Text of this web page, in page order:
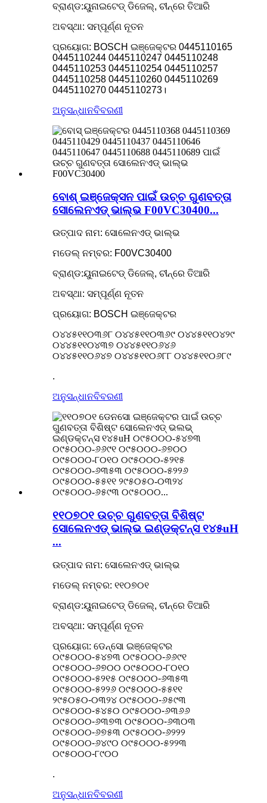
ବ୍ରାଣ୍ଡ:ୟୁନାଇଟେଡ୍ ଡିଜେଲ୍, ଚୀନ୍‌ରେ ତିଆରି
ଅବସ୍ଥା: ସମ୍ପୂର୍ଣ୍ଣ ନୂତନ
ପ୍ରୟୋଗ: BOSCH ଇଞ୍ଜେକ୍ଟର 0445110165
0445110244 0445110247 0445110248
0445110253 0445110254 0445110257
0445110258 0445110260 0445110269
0445110270 0445110273।
ଅନୁସନ୍ଧାନବିବରଣୀ
ବୋଶ୍ ଇଞ୍ଜେକ୍ସନ ପାଇଁ ଉଚ୍ଚ ଗୁଣବତ୍ତା
ସୋଲେନଏଡ୍ ଭାଲ୍ଭ F00VC30400...
ଉତ୍ପାଦ ନାମ: ସୋଲେନଏଡ୍ ଭାଲ୍ଭ
ମଡେଲ୍ ନମ୍ବର: F00VC30400
ବ୍ରାଣ୍ଡ:ୟୁନାଇଟେଡ୍ ଡିଜେଲ୍, ଚୀନ୍‌ରେ ତିଆରି
ଅବସ୍ଥା: ସମ୍ପୂର୍ଣ୍ଣ ନୂତନ
ପ୍ରୟୋଗ: BOSCH ଇଞ୍ଜେକ୍ଟର
୦୪୪୫୧୧୦୩୬୮ ୦୪୪୫୧୧୦୩୬୯ ୦୪୪୫୧୧୦୪୨୯
୦୪୪୫୧୧୦୪୩୭ ୦୪୪୫୧୧୦୬୪୬
୦୪୪୫୧୧୦୬୪୭ ୦୪୪୫୧୧୦୬୮୮ ୦୪୪୫୧୧୦୬୮୯
.
ଅନୁସନ୍ଧାନବିବରଣୀ
୧୧୦୭୦୧ ଉଚ୍ଚ ଗୁଣବତ୍ତା ବିଶିଷ୍ଟ
ସୋଲେନଏଡ୍ ଭାଲ୍ଭ ଇଣ୍ଡକ୍ଟନ୍ସ ୧୪୫uH
...
ଉତ୍ପାଦ ନାମ: ସୋଲେନଏଡ୍ ଭାଲ୍ଭ
ମଡେଲ୍ ନମ୍ବର: ୧୧୦୭୦୧
ବ୍ରାଣ୍ଡ:ୟୁନାଇଟେଡ୍ ଡିଜେଲ୍, ଚୀନ୍‌ରେ ତିଆରି
ଅବସ୍ଥା: ସମ୍ପୂର୍ଣ୍ଣ ନୂତନ
ପ୍ରୟୋଗ: ଡେନ୍ସୋ ଇଞ୍ଜେକ୍ଟର
୦୯୫୦୦୦-୫୪୭୩ ୦୯୫୦୦୦-୬୬୯୧
୦୯୫୦୦୦-୬୭୦୦ ୦୯୫୦୦୦-୮୦୧୦
୦୯୫୦୦୦-୫୨୧୫ ୦୯୫୦୦୦-୬୩୫୩
୦୯୫୦୦୦-୫୨୨୬ ୦୯୫୦୦୦-୫୫୧୧
୨୯୫୦୫୦-୦୩୨୪ ୦୯୫୦୦୦-୬୫୯୩
୦୯୫୦୦୦-୫୪୫୦ ୦୯୫୦୦୦-୬୩୬୬
୦୯୫୦୦୦-୬୩୭୩ ୦୯୫୦୦୦-୬୩୦୩
୦୯୫୦୦୦-୬୭୫୩ ୦୯୫୦୦୦-୬୨୨୨
୦୯୫୦୦୦-୬୪୯୦ ୦୯୫୦୦୦-୫୨୨୩
୦୯୫୦୦୦-୮୯୦୦
.
ଅନୁସନ୍ଧାନବିବରଣୀ